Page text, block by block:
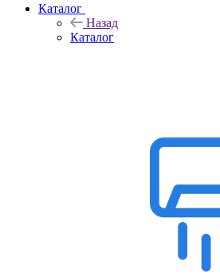
Каталог
Назад
Каталог